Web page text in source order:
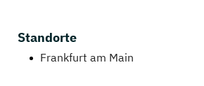
Standorte
Frankfurt am Main